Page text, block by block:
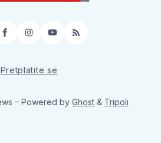
Facebook
Instagram
YouTube
RSS
Pretplatite se
– Powered by Ghost & Tripoli